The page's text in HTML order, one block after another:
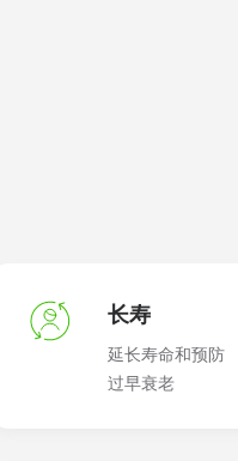
长寿
延长寿命和预防
过早衰老